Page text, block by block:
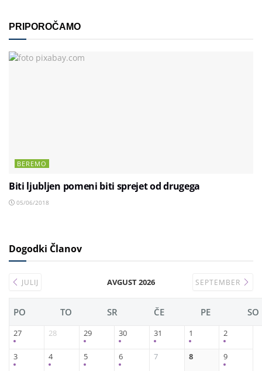
PRIPOROČAMO
BEREMO
Biti ljubljen pomeni biti sprejet od drugega
05/06/2018
Dogodki Članov
JULIJ AVGUST 2026 SEPTEMBER
PO TO SR ČE PE SO
27 28 29 30 31 1 2
3 4 5 6 7 8 9